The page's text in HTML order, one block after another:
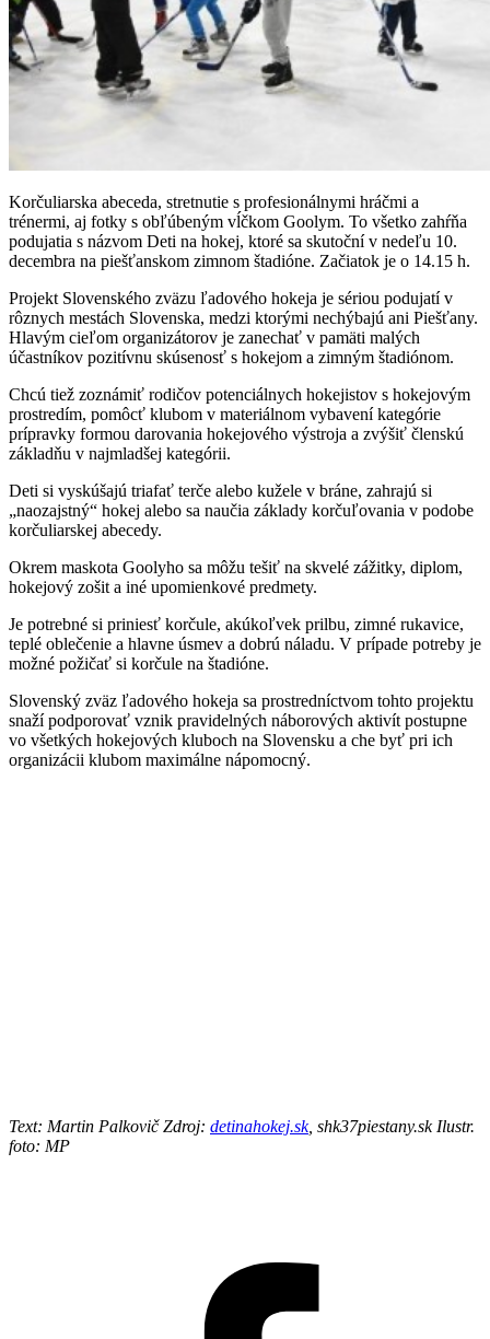
Korčuliarska abeceda, stretnutie s profesionálnymi hráčmi a
trénermi, aj fotky s obľúbeným vĺčkom Goolym. To všetko zahŕňa
podujatia s názvom Deti na hokej, ktoré sa skutoční v nedeľu 10.
decembra na piešťanskom zimnom štadióne. Začiatok je o 14.15 h.
Projekt Slovenského zväzu ľadového hokeja je sériou podujatí v
rôznych mestách Slovenska, medzi ktorými nechýbajú ani Piešťany.
Hlavým cieľom organizátorov je zanechať v pamäti malých
účastníkov pozitívnu skúsenosť s hokejom a zimným štadiónom.
Chcú tiež zoznámiť rodičov potenciálnych hokejistov s hokejovým
prostredím, pomôcť klubom v materiálnom vybavení kategórie
prípravky formou darovania hokejového výstroja a zvýšiť členskú
základňu v najmladšej kategórii.
Deti si vyskúšajú triafať terče alebo kužele v bráne, zahrajú si
„naozajstný“ hokej alebo sa naučia základy korčuľovania v podobe
korčuliarskej abecedy.
Okrem maskota Goolyho sa môžu tešiť na skvelé zážitky, diplom,
hokejový zošit a iné upomienkové predmety.
Je potrebné si priniesť korčule, akúkoľvek prilbu, zimné rukavice,
teplé oblečenie a hlavne úsmev a dobrú náladu. V prípade potreby je
možné požičať si korčule na štadióne.
Slovenský zväz ľadového hokeja sa prostredníctvom tohto projektu
snaží podporovať vznik pravidelných náborových aktivít postupne
vo všetkých hokejových kluboch na Slovensku a che byť pri ich
organizácii klubom maximálne nápomocný.
Text: Martin Palkovič Zdroj: detinahokej.sk, shk37piestany.sk Ilustr.
foto: MP